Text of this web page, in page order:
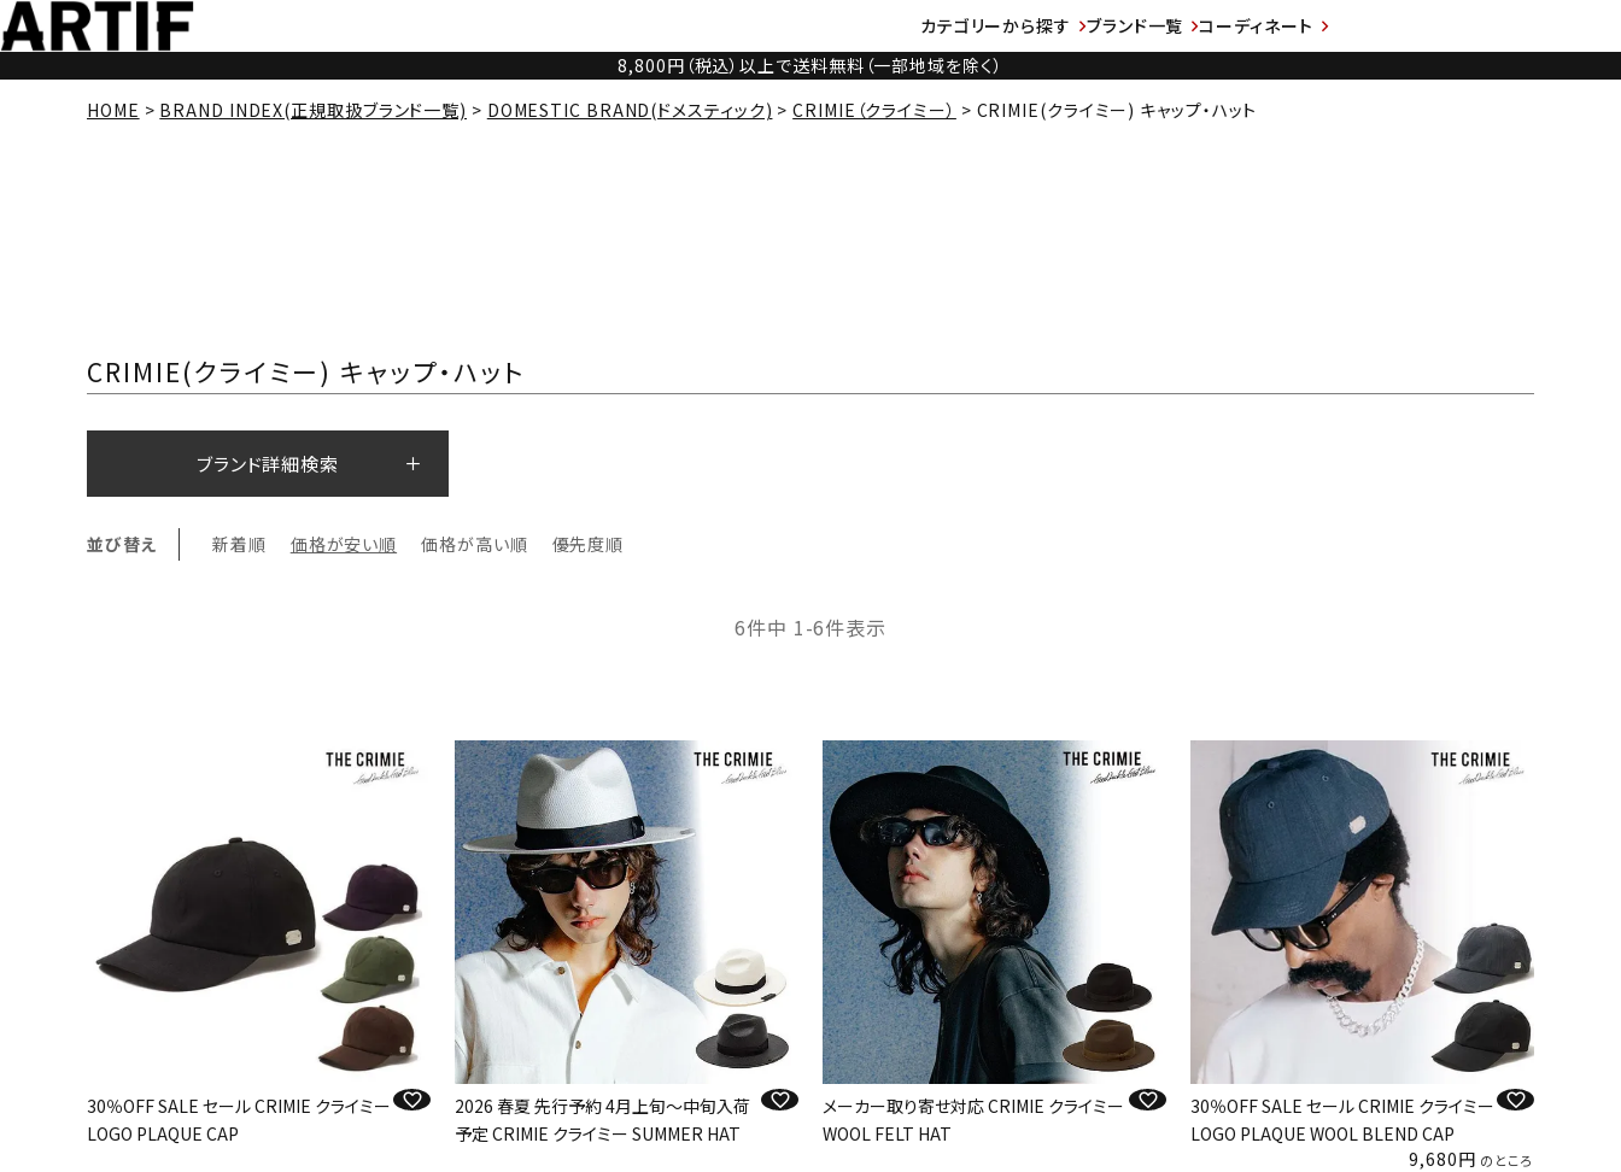
カテゴリーから探す ブランド一覧
コーディネート
8,800円（税込）以上で送料無料（一部地域を除く）
HOME
BRAND INDEX(正規取扱ブランド一覧) DOMESTIC BRAND(ドメスティック) CRIMIE（クライミー） CRIMIE(クライミー) キャップ・ハット
CRIMIE(クライミー) キャップ・ハット
ブランド詳細検索
並び替え 新着順 価格が安い順 価格が高い順 優先度順
6件中 1-6件表示
30％OFF SALE セール CRIMIE クライミー
LOGO PLAQUE CAP
2026 春夏 先行予約 4月上旬～中旬入荷
予定 CRIMIE クライミー SUMMER HAT
メーカー取り寄せ対応 CRIMIE クライミー
WOOL FELT HAT
30％OFF SALE セール CRIMIE クライミー
LOGO PLAQUE WOOL BLEND CAP
9,680
のところ